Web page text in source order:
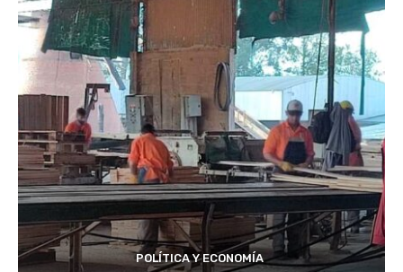
POLÍTICA Y ECONOMÍA